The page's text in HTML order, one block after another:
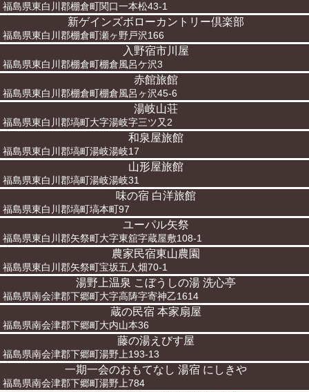
福島県東白川郡棚倉町関口一本松43-1
新ゲインズボローカントリー倶楽部
福島県東白川郡棚倉町瀬ヶ野戸沢166
入野宿市川屋
福島県東白川郡棚倉町棚倉風呂ケ沢3
赤館旅館
福島県東白川郡棚倉町棚倉風呂ヶ沢45-6
湯岐山荘
福島県東白川郡塙町大字湯岐字三ツ又2
和泉屋旅館
福島県東白川郡塙町湯岐湯岐17
山形屋旅館
福島県東白川郡塙町湯岐湯岐31
味の宿 白洋旅館
福島県東白川郡塙町塙本町97
ユーパル矢祭
福島県東白川郡矢祭町大字東舘字蔵屋敷108-1
農家民宿東山農園
福島県東白川郡矢祭町宝坂五人畑70-1
湯野上温泉 こぼうしの湯 洗心亭
福島県南会津郡下郷町大字高陦字寄神乙1614
蔵の民宿 本家扇屋
福島県南会津郡下郷町大内山本36
藤の湯えびす屋
福島県南会津郡下郷町湯野上193-13
一期一会のおもてなし 湯宿 にしきや
福島県南会津郡下郷町湯野上784